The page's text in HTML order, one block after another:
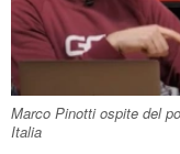
Marco Pinotti ospite del
Italia